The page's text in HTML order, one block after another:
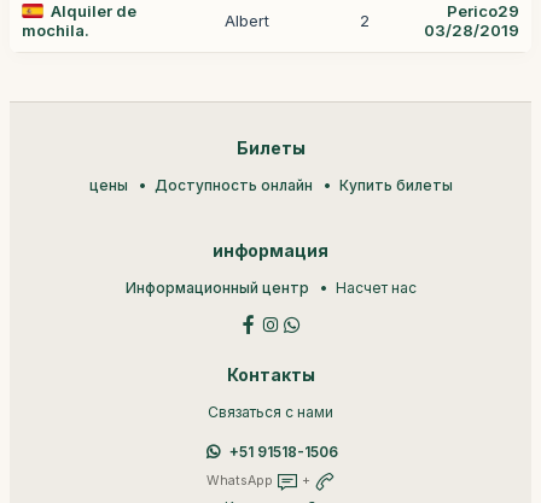
Alquiler de
mochila.
Albert 2
Perico29
03/28/2019
Билеты
цены Доступность онлайн Купить билеты
информация
Информационный центр Насчет нас
Контакты
Связаться с нами
+51 91518-1506
WhatsApp +